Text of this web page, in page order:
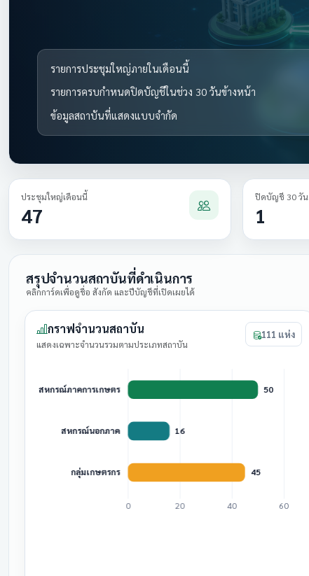
รายการประชุมใหญ่ภายในเดือนนี้
รายการครบกำหนดปิดบัญชีในช่วง 30 วันข้างหน้า
ข้อมูลสถาบันที่แสดงแบบจำกัด
ประชุมใหญ่เดือนนี้
47
ปิดบัญชี 30 วัน
1
สรุปจำนวนสถาบันที่ดำเนินการ
คลิกการ์ดเพื่อดูชื่อ สังกัด และปีบัญชีที่เปิดเผยได้
กราฟจำนวนสถาบัน
แสดงเฉพาะจำนวนรวมตามประเภทสถาบัน
111 แห่ง